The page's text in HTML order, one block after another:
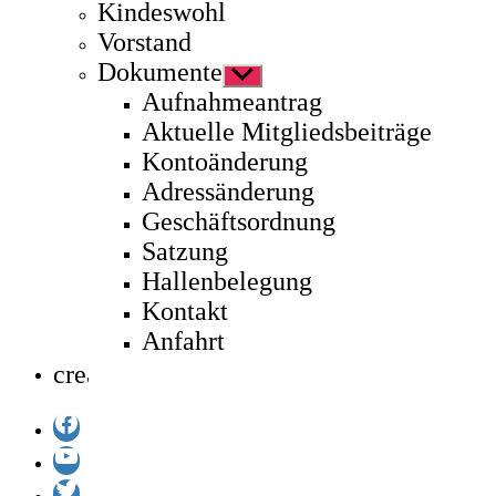
Kindeswohl
Vorstand
Dokumente Untermenü
anzeigen
Aufnahmeantrag
Aktuelle Mitgliedsbeiträge
Kontoänderung
Adressänderung
Geschäftsordnung
Satzung
Hallenbelegung
Kontakt
Anfahrt
create
Facebook
YouTube
Twitter